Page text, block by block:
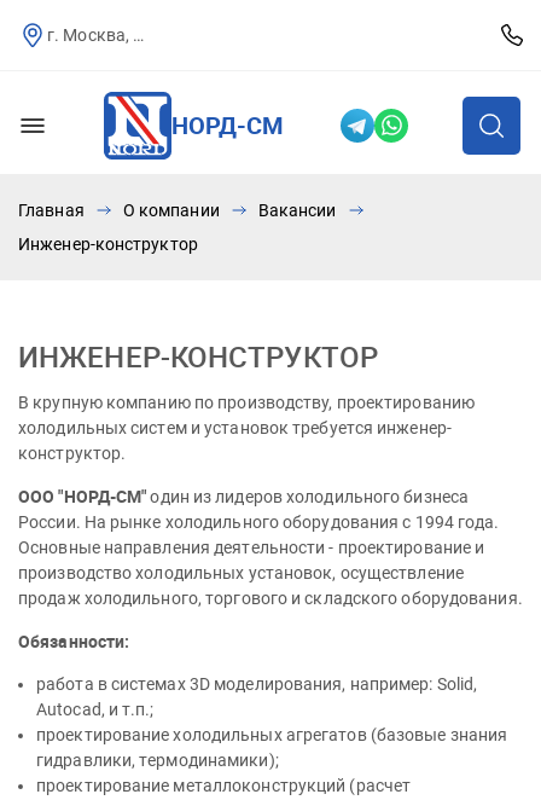
г. Москва, Севастопольский пр-т, д.25
НОРД-СМ
Главная О компании
Вакансии
Инженер-конструктор
ИНЖЕНЕР-КОНСТРУКТОР
В крупную компанию по производству, проектированию
холодильных систем и установок требуется инженер-
конструктор.
ООО "НОРД-СМ"один из лидеров холодильного бизнеса
России. На рынке холодильного оборудования с 1994 года.
Основные направления деятельности - проектирование и
производство холодильных установок, осуществление
продаж холодильного, торгового и складского оборудования.
Обязанности:
работа в системах 3D моделирования, например: Solid,
Autocad, и т.п.;
проектирование холодильных агрегатов (базовые знания
гидравлики, термодинамики);
проектирование металлоконструкций (расчет